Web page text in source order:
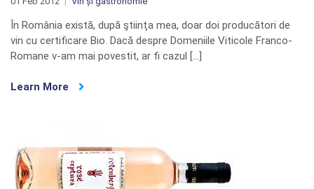
În România există, după ştiinţa mea, doar doi producători de
vin cu certificare Bio. Dacă despre Domeniile Viticole Franco-
Romane v-am mai povestit, ar fi cazul […]
Learn More